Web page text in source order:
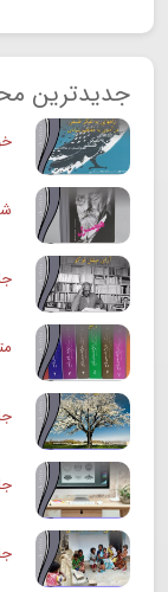
جدیدترین